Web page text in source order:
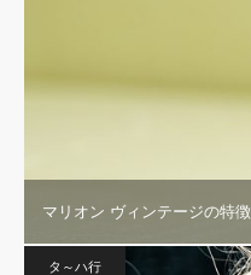
マリオン ヴィンテージの特徴
タ～ハ行